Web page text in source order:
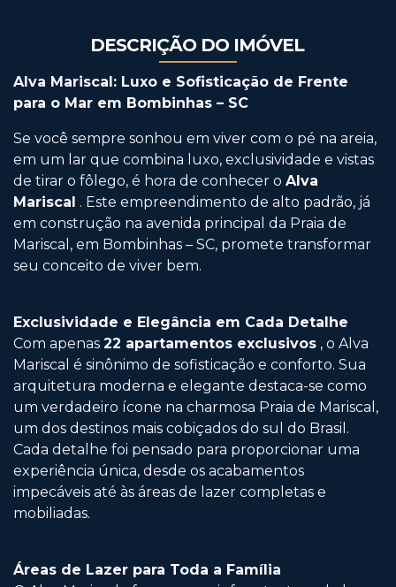
DESCRIÇÃO DO IMÓVEL
Alva Mariscal: Luxo e Sofisticação de Frente
para o Mar em Bombinhas – SC
Se você sempre sonhou em viver com o pé na areia,
em um lar que combina luxo, exclusividade e vistas
de tirar o fôlego, é hora de conhecer o Alva
Mariscal . Este empreendimento de alto padrão, já
em construção na avenida principal da Praia de
Mariscal, em Bombinhas – SC, promete transformar
seu conceito de viver bem.
Exclusividade e Elegância em Cada Detalhe
Com apenas 22 apartamentos exclusivos , o Alva
Mariscal é sinônimo de sofisticação e conforto. Sua
arquitetura moderna e elegante destaca-se como
um verdadeiro ícone na charmosa Praia de Mariscal,
um dos destinos mais cobiçados do sul do Brasil.
Cada detalhe foi pensado para proporcionar uma
experiência única, desde os acabamentos
impecáveis ​​até às áreas de lazer completas e
mobiliadas.
Áreas de Lazer para Toda a Família